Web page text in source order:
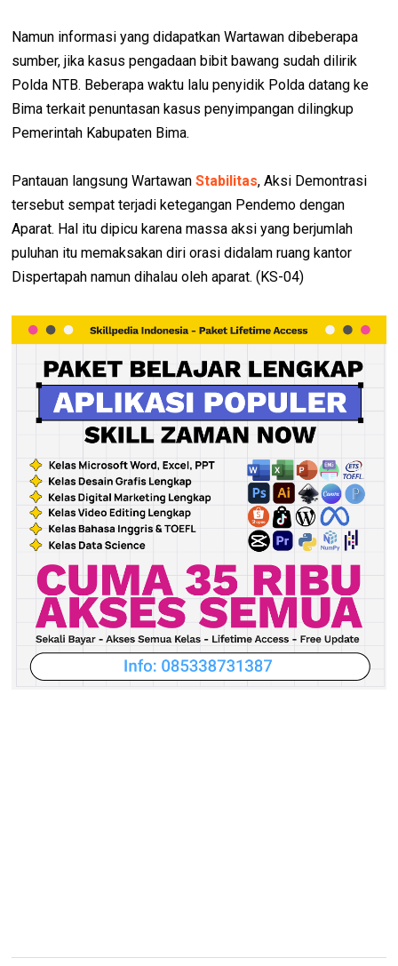
Namun informasi yang didapatkan Wartawan dibeberapa
sumber, jika kasus pengadaan bibit bawang sudah dilirik
Polda NTB. Beberapa waktu lalu penyidik Polda datang ke
Bima terkait penuntasan kasus penyimpangan dilingkup
Pemerintah Kabupaten Bima.
Pantauan langsung WartawanStabilitas, Aksi Demontrasi
tersebut sempat terjadi ketegangan Pendemo dengan
Aparat. Hal itu dipicu karena massa aksi yang berjumlah
puluhan itu memaksakan diri orasi didalam ruang kantor
Dispertapah namun dihalau oleh aparat. (KS-04)